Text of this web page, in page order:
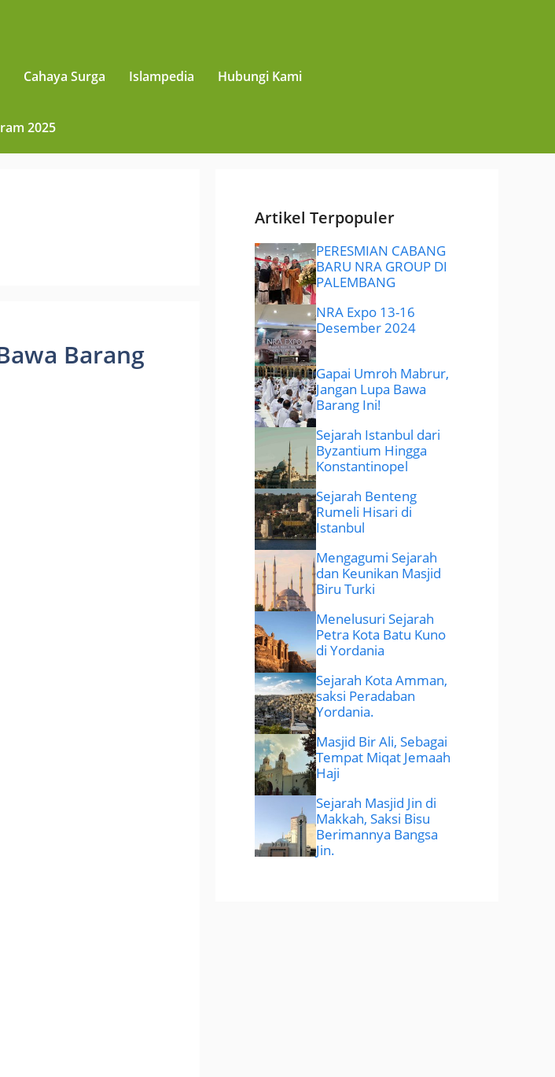
Cahaya Surga Islampedia Hubungi Kami
2025
Barang
Artikel Terpopuler
PERESMIAN CABANG
BARU NRA GROUP DI
PALEMBANG
NRA Expo 13-16
Desember 2024
Gapai Umroh Mabrur,
Jangan Lupa Bawa
Barang Ini!
Sejarah Istanbul dari
Byzantium Hingga
Konstantinopel
Sejarah Benteng
Rumeli Hisari di
Istanbul
Mengagumi Sejarah
dan Keunikan Masjid
Biru Turki
Menelusuri Sejarah
Petra Kota Batu Kuno
di Yordania
Sejarah Kota Amman,
saksi Peradaban
Yordania.
Masjid Bir Ali, Sebagai
Tempat Miqat Jemaah
Haji
Sejarah Masjid Jin di
Makkah, Saksi Bisu
Berimannya Bangsa
Jin.